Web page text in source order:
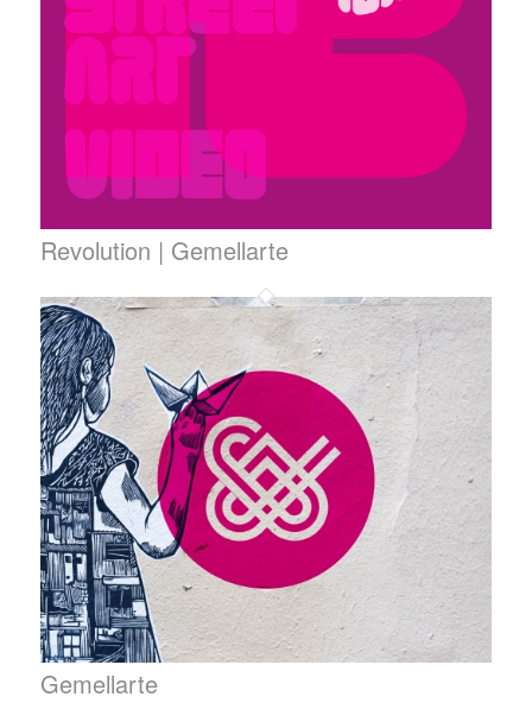
Revolution | Gemellarte
Gemellarte